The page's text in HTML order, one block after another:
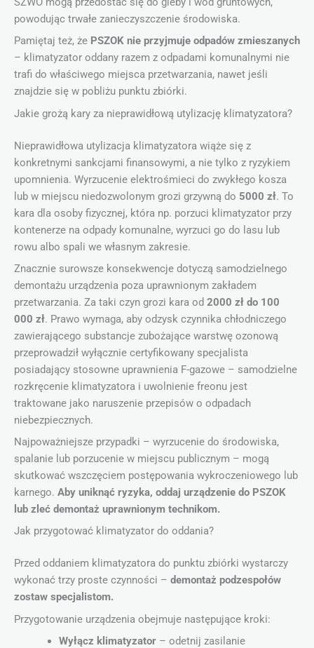
powodując trwałe zanieczyszczenie środowiska.
Pamiętaj też, że PSZOK nie przyjmuje odpadów zmieszanych
– klimatyzator oddany razem z odpadami komunalnymi nie
trafi do właściwego miejsca przetwarzania, nawet jeśli
znajdzie się w pobliżu punktu zbiórki.
Jakie grożą kary za nieprawidłową utylizację klimatyzatora?
Nieprawidłowa utylizacja klimatyzatora wiąże się z
konkretnymi sankcjami finansowymi, a nie tylko z ryzykiem
upomnienia. Wyrzucenie elektrośmieci do zwykłego kosza
lub w miejscu niedozwolonym grozi grzywną do 5000 zł. To
kara dla osoby fizycznej, która np. porzuci klimatyzator przy
kontenerze na odpady komunalne, wyrzuci go do lasu lub
rowu albo spali we własnym zakresie.
Znacznie surowsze konsekwencje dotyczą samodzielnego
demontażu urządzenia poza uprawnionym zakładem
przetwarzania. Za taki czyn grozi kara od 2000 zł do 100
000 zł. Prawo wymaga, aby odzysk czynnika chłodniczego
zawierającego substancje zubożające warstwę ozonową
przeprowadził wyłącznie certyfikowany specjalista
posiadający stosowne uprawnienia F-gazowe – samodzielne
rozkręcenie klimatyzatora i uwolnienie freonu jest
traktowane jako naruszenie przepisów o odpadach
niebezpiecznych.
Najpoważniejsze przypadki – wyrzucenie do środowiska,
spalanie lub porzucenie w miejscu publicznym – mogą
skutkować wszczęciem postępowania wykroczeniowego lub
karnego. Aby uniknąć ryzyka, oddaj urządzenie do PSZOK
lub zleć demontaż uprawnionym technikom.
Jak przygotować klimatyzator do oddania?
Przed oddaniem klimatyzatora do punktu zbiórki wystarczy
wykonać trzy proste czynności – demontaż podzespołów
zostaw specjalistom.
Przygotowanie urządzenia obejmuje następujące kroki:
Wyłącz klimatyzator– odetnij zasilanie